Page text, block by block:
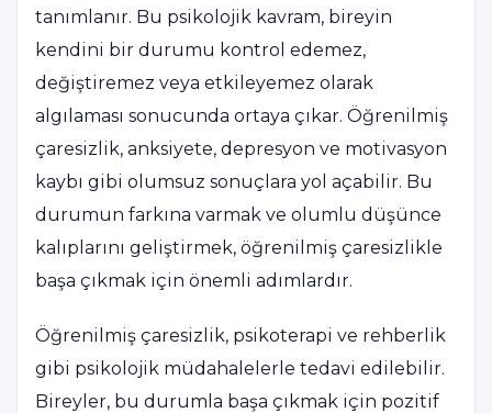
tanımlanır. Bu psikolojik kavram, bireyin
kendini bir durumu kontrol edemez,
değiştiremez veya etkileyemez olarak
algılaması sonucunda ortaya çıkar. Öğrenilmiş
çaresizlik, anksiyete, depresyon ve motivasyon
kaybı gibi olumsuz sonuçlara yol açabilir. Bu
durumun farkına varmak ve olumlu düşünce
kalıplarını geliştirmek, öğrenilmiş çaresizlikle
başa çıkmak için önemli adımlardır.
Öğrenilmiş çaresizlik, psikoterapi ve rehberlik
gibi psikolojik müdahalelerle tedavi edilebilir.
Bireyler, bu durumla başa çıkmak için pozitif